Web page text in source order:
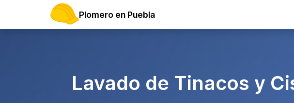
Plomero en Puebla
Lavado de Tinacos y